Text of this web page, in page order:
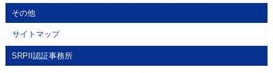
その他
サイトマップ
SRPII認証事務所